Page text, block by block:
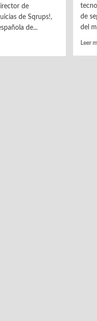
de
de Sqrups!,
de...
de
del
Leer